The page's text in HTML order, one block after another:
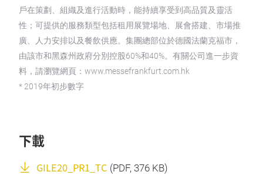
戶在策劃、組織及進行活動時，能持續享受到高品質及靈活
性；可提供的服務類型包括租用展覽場地、展會搭建、市場推
廣、人力安排以及餐飲供應。集團總部位於德國法蘭克福市，
由該市和黑森州政府分別控股60%和40%。有關公司進一步資
料，請瀏覽網頁：www.messefrankfurt.com.hk
* 2019年初步數字
下載
GILE20_PR1_TC (PDF, 376 KB)